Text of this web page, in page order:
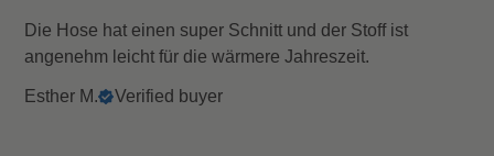
Die Hose hat einen super Schnitt und der Stoff ist
angenehm leicht für die wärmere Jahreszeit.
Esther M. Verified buyer